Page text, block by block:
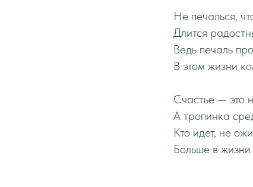
Не печалься,
Длится
Ведь печаль
В этом жизни
Счастье — это
А тропинка
Кто идет, не
Больше в жизни